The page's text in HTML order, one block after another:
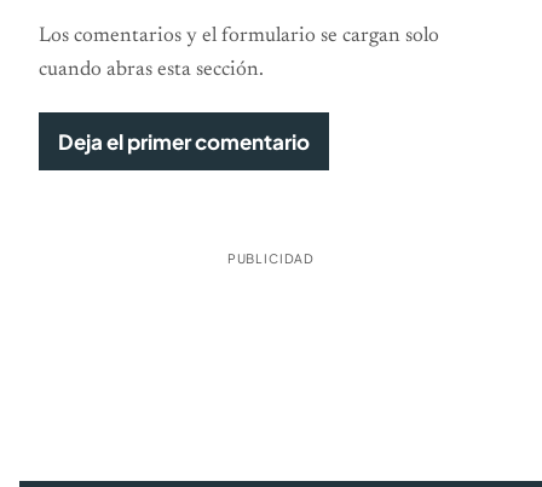
Los comentarios y el formulario se cargan solo
cuando abras esta sección.
Deja el primer comentario
PUBLICIDAD